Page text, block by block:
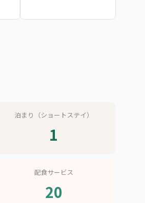
泊まり（ショートステイ）
1
配食サービス
20